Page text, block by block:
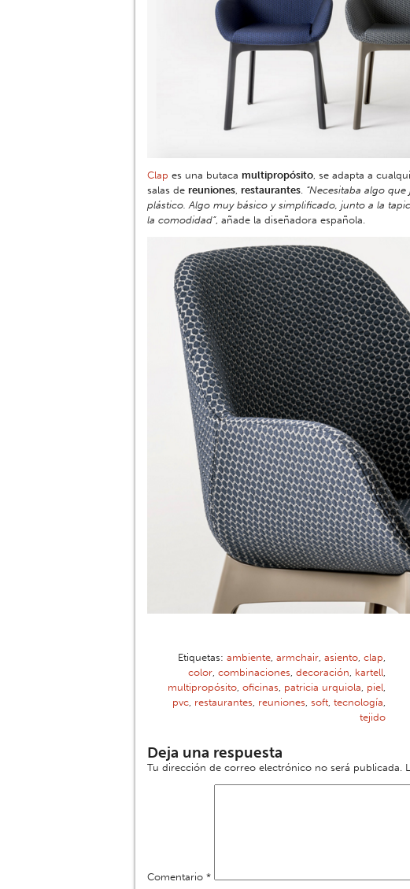
Clap es una butaca multipropósito, se adapta a
salas de reuniones, restaurantes. “Necesitaba algo
plástico. Algo muy básico y simplificado, junto a la
la comodidad”, añade la diseñadora española.
Etiquetas:ambiente,armchair,asiento,clap,
color,combinaciones,decoración, kartell,
multipropósito,oficinas, patricia urquiola, piel,
pvc, restaurantes, reuniones,soft,tecnología,
tejido
Deja una respuesta
Tu dirección de correo electrónico no será publicada.
Comentario *